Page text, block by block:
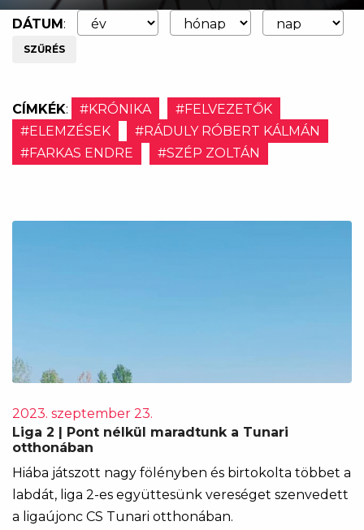
DÁTUM:
SZŰRÉS
CÍMKÉK: #KRÓNIKA
#FELVEZETŐK
#ELEMZÉSEK
#RÁDULY RÓBERT KÁLMÁN
#FARKAS ENDRE
#SZÉP ZOLTÁN
2023. szeptember 23.
Liga 2 | Pont nélkül maradtunk a Tunari
otthonában
Hiába játszott nagy fölényben és birtokolta többet a
labdát, liga 2-es együttesünk vereséget szenvedett
a ligaújonc CS Tunari otthonában.